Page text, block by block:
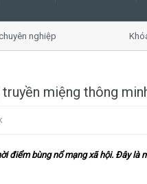
nghiệp
miệng thông
điểm bùng nổ mạng xã hội. Đây là